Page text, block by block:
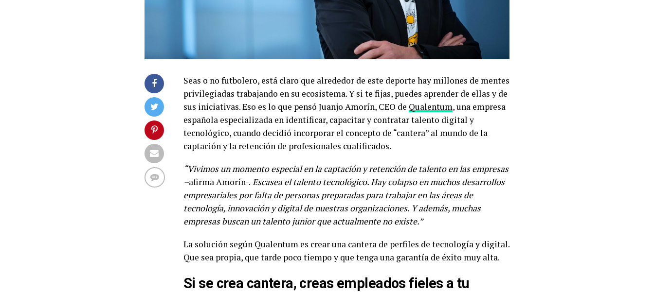
Seas o no futbolero, está claro que alrededor de este deporte hay millones de mentes
privilegiadas trabajando en su ecosistema. Y si te fijas, puedes aprender de ellas y de
sus iniciativas. Eso es lo que pensó Juanjo Amorín, CEO de Qualentum, una empresa
española especializada en identificar, capacitar y contratar talento digital y
tecnológico, cuando decidió incorporar el concepto de “cantera” al mundo de la
captación y la retención de profesionales cualificados.
“Vivimos un momento especial en la captación y retención de talento en las empresas
–afirma Amorín-. Escasea el talento tecnológico. Hay colapso en muchos desarrollos
empresariales por falta de personas preparadas para trabajar en las áreas de
tecnología, innovación y digital de nuestras organizaciones. Y además, muchas
empresas buscan un talento junior que actualmente no existe.”
La solución según Qualentum es crear una cantera de perfiles de tecnología y digital.
Que sea propia, que tarde poco tiempo y que tenga una garantía de éxito muy alta.
Si se crea cantera, creas empleados fieles a tu